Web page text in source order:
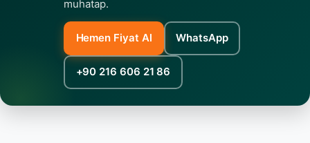
muhatap.
Hemen Fiyat Al WhatsApp
+90 216 606 21 86